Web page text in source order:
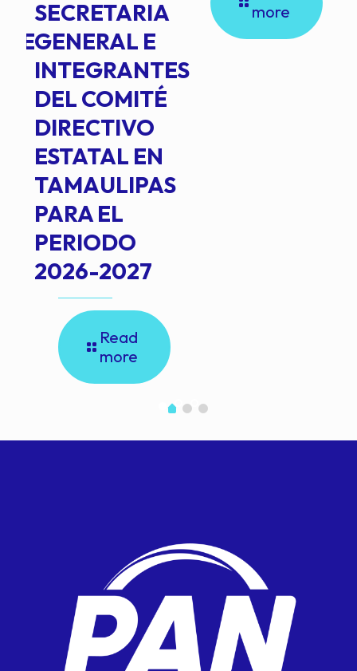
SECRETARIA
GENERAL E
INTEGRANTES
DEL COMITÉ
DIRECTIVO
ESTATAL EN
TAMAULIPAS
PARA EL
PERIODO
2026-2027
Read
more
more